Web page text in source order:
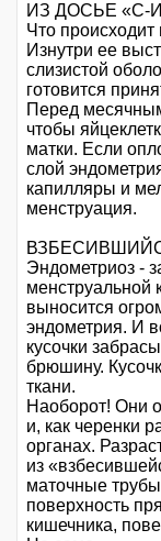
ИЗ ДОСЬЕ «С-
Что
Изнутри ее
слизистой
готовится
Перед
чтобы
матки. Если
слой
капилляры и
менструация.
Эндометриоз -
менструальной
выносится
эндометрия. И
кусочки
брюшину.
ткани.
Наоборот! Они
и, как черенки
органах.
из
маточные
поверхность
кишечника,